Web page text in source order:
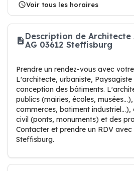
Voir tous les horaires
Description de
AG 03612 Steffisburg
Prendre un rendez-vous avec
L'architecte, urbaniste,
conception des bâtiments.
publics (mairies, écoles,
commerces, batiment
civil (ponts, monuments) et des
Contacter et prendre un RDV
Steffisburg.